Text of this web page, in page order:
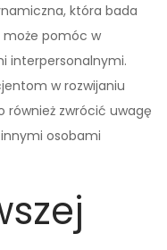
która bada
może pomóc w
interpersonalnymi.
w rozwijaniu
również zwrócić uwagę
osobami